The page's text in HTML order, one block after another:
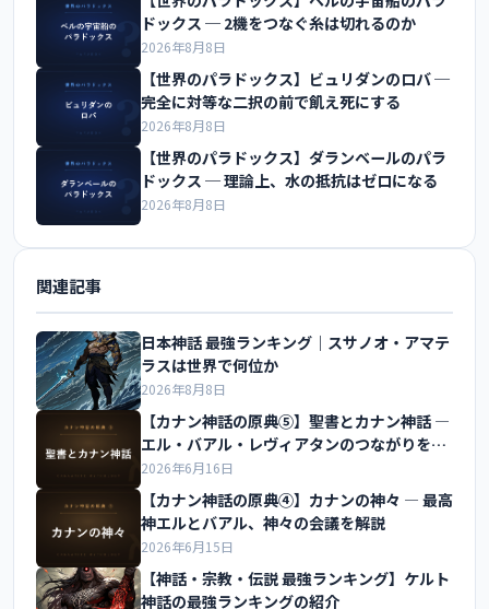
ドックス ─ 2機をつなぐ糸は切れるのか
2026年8月8日
【世界のパラドックス】ビュリダンのロバ ─
完全に対等な二択の前で飢え死にする
2026年8月8日
【世界のパラドックス】ダランベールのパラ
ドックス ─ 理論上、水の抵抗はゼロになる
2026年8月8日
関連記事
日本神話 最強ランキング｜スサノオ・アマテ
ラスは世界で何位か
2026年8月8日
【カナン神話の原典⑤】聖書とカナン神話 ―
エル・バアル・レヴィアタンのつながりを解
説
2026年6月16日
【カナン神話の原典④】カナンの神々 ― 最高
神エルとバアル、神々の会議を解説
2026年6月15日
【神話・宗教・伝説 最強ランキング】ケルト
神話の最強ランキングの紹介